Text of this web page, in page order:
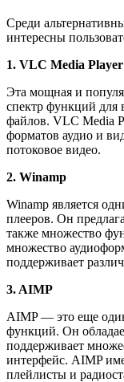
Среди
интересны
1. VLC Media Player
Эта мощная и
спектр функций для
файлов. VLC Media
форматов аудио и
потоковое видео.
2. Winamp
Winamp является
плееров. Он
также множество
множество
поддерживает
3. AIMP
AIMP — это еще
функций. Он
поддерживает
интерфейс. AIMP
плейлисты и